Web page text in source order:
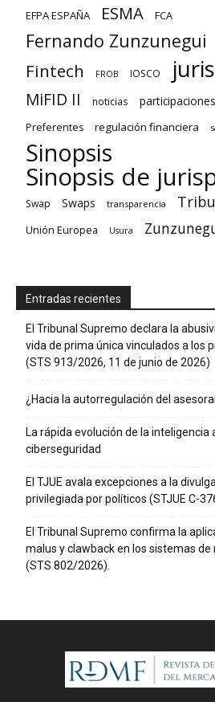
EFPA ESPAÑA ESMA FCA
Fernando Zunzunegui
Fintech FROB IOSCO
MiFID II noticias
Preferentes regulación financiera
Sinopsis
Sinopsis de
Swap Swaps transparencia
Unión Europea Usura
Entradas recientes
El Tribunal Supremo declara la
vida de prima única vinculados a los
(STS 913/2026, 11 de junio de 2026)
¿Hacia la autorregulación del
La rápida evolución de la
ciberseguridad
El TJUE avala excepciones a la
privilegiada por políticos (STJUE C-
El Tribunal Supremo confirma la
malus y clawback en los sistemas
(STS 802/2026).